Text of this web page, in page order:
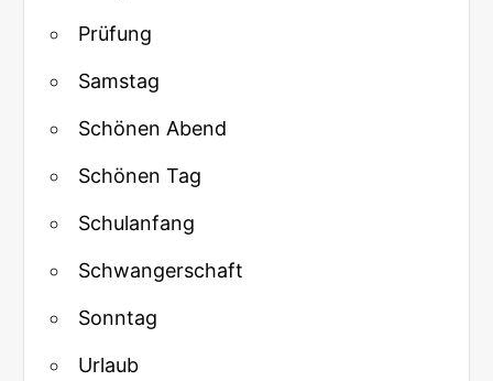
Prüfung
Samstag
Schönen Abend
Schönen Tag
Schulanfang
Schwangerschaft
Sonntag
Urlaub